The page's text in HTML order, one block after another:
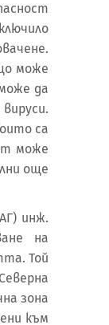
може
да
са
може
още
инж.
на
Той
зона
към